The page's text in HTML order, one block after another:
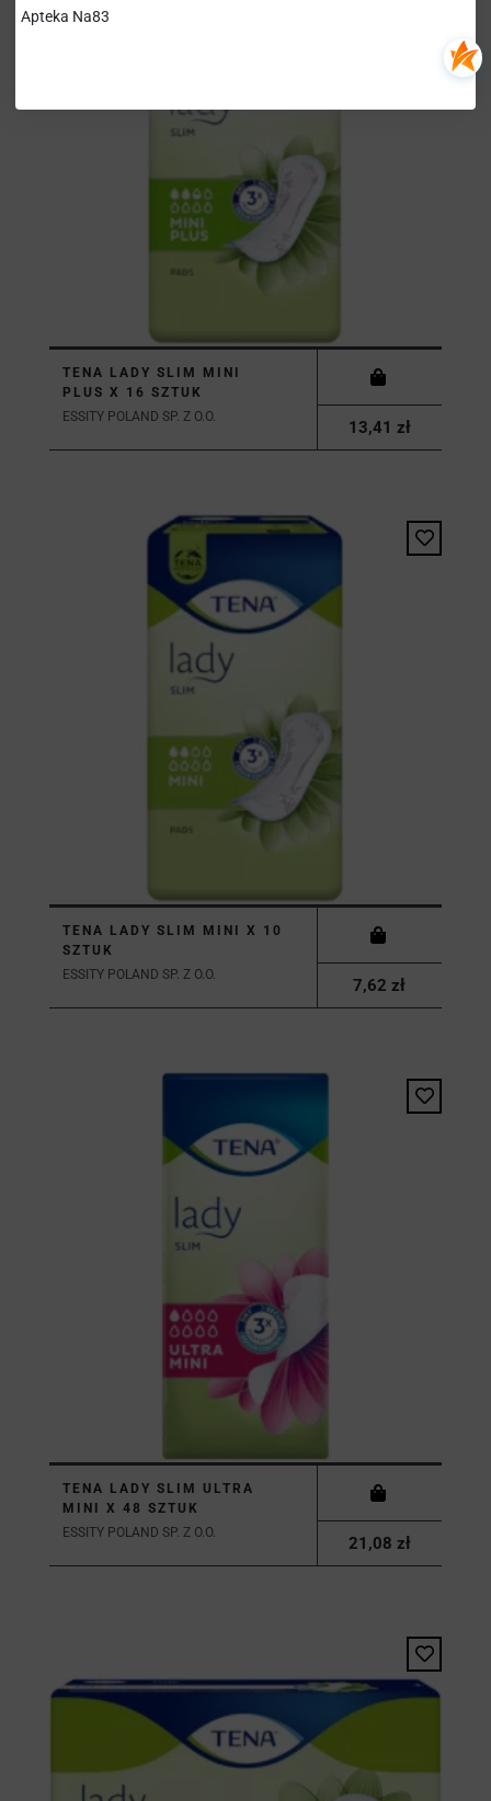
TENA LADY SLIM MINI
PLUS X 16 SZTUK
ESSITY POLAND SP. Z O.O.
13,41 zł
TENA LADY SLIM MINI X 10
SZTUK
ESSITY POLAND SP. Z O.O.
7,62 zł
TENA LADY SLIM ULTRA
MINI X 48 SZTUK
ESSITY POLAND SP. Z O.O.
21,08 zł
Apteka Na83